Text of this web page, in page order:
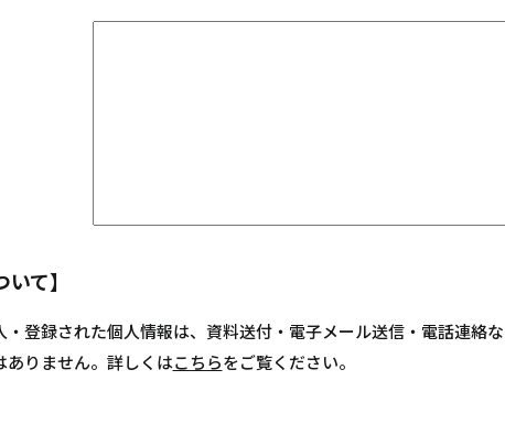
て】
登録された個人情報は、資料送付・電子メール送信・電話連絡
ありません。詳しくはこちらをご覧ください。